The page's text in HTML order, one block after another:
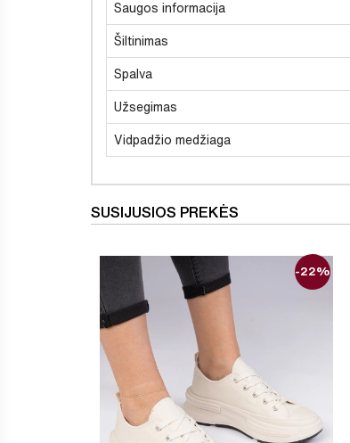
Saugos informacija
Šiltinimas
Spalva
Užsegimas
Vidpadžio medžiaga
SUSIJUSIOS PREKĖS
-22%